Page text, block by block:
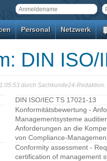
Personal Netzwerk
DIN ISO/
durch Sachkunde24-Redaktion.
DIN ISO/IEC TS 17021-13
Konformitätsbewertung -
Managementsysteme
Anforderungen an die
von Compliance-
Conformity assessment -
certification of management